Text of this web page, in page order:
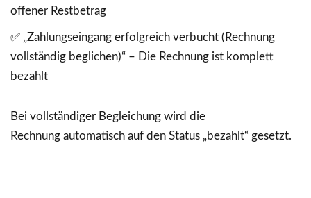
offener Restbetrag
✅ „Zahlungseingang erfolgreich verbucht (Rechnung
vollständig beglichen)“ – Die Rechnung ist komplett
bezahlt
Bei vollständiger Begleichung wird die
Rechnung automatisch auf den Status „bezahlt“ gesetzt.